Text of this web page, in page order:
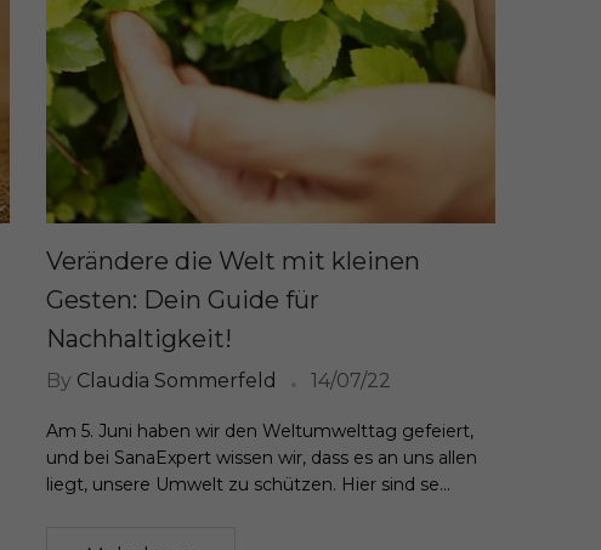
Verändere die Welt mit kleinen
Gesten: Dein Guide für
Nachhaltigkeit!
By Claudia Sommerfeld 14/07/22
Am 5. Juni haben wir den Weltumwelttag gefeiert,
und bei SanaExpert wissen wir, dass es an uns allen
liegt, unsere Umwelt zu schützen. Hier sind se...